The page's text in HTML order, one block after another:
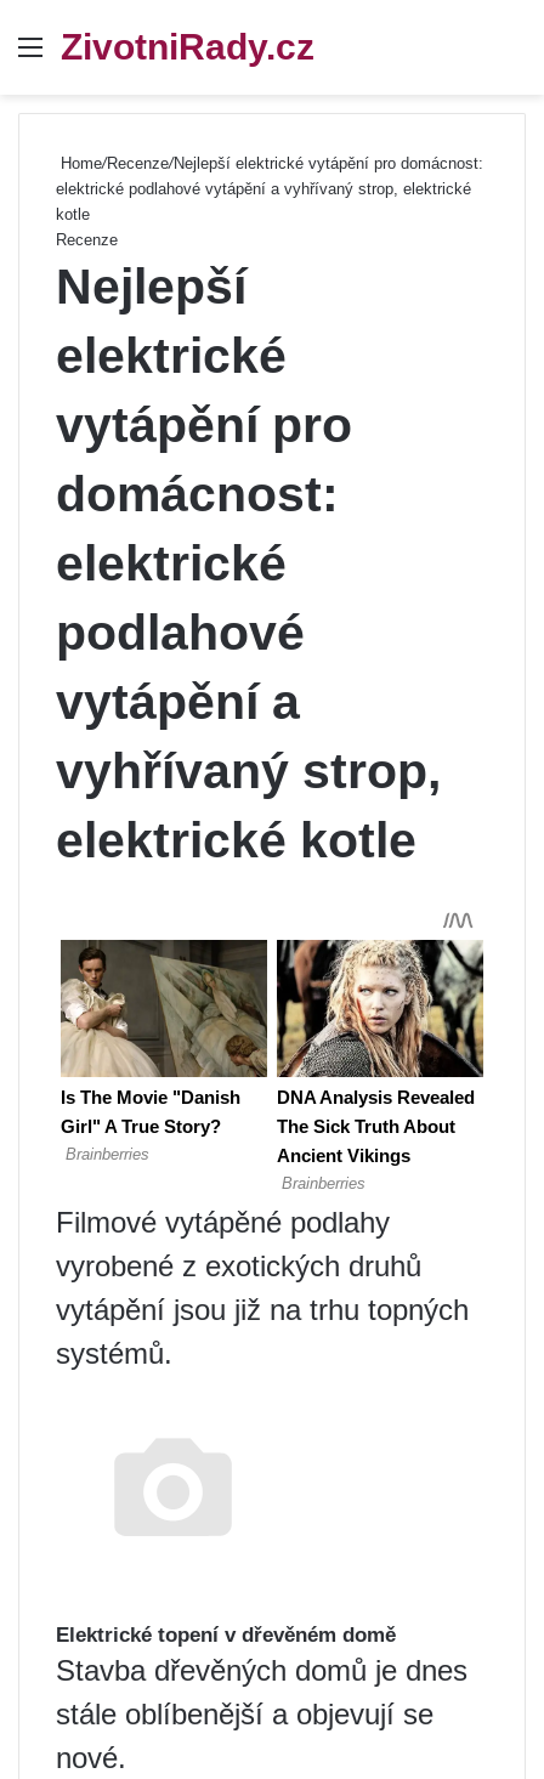
Menu
ZivotniRady.cz
Home/Recenze/Nejlepší elektrické vytápění pro domácnost:
elektrické podlahové vytápění a vyhřívaný strop, elektrické
kotle
Recenze
Nejlepší
elektrické
vytápění pro
domácnost:
elektrické
podlahové
vytápění a
vyhřívaný strop,
elektrické kotle
Filmové vytápěné podlahy
vyrobené z exotických druhů
vytápění jsou již na trhu topných
systémů.
Elektrické topení v dřevěném domě
Stavba dřevěných domů je dnes
stále oblíbenější a objevují se
nové.